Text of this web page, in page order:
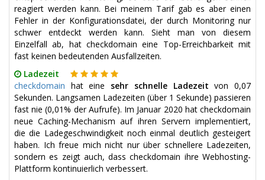
reagiert werden kann. Bei meinem Tarif gab es aber einen
Fehler in der Konfigurationsdatei, der durch Monitoring nur
schwer entdeckt werden kann. Sieht man von diesem
Einzelfall ab, hat checkdomain eine Top-Erreichbarkeit mit
fast keinen bedeutenden Ausfallzeiten.
Ladezeit
checkdomain hat eine sehr schnelle Ladezeit von 0,07
Sekunden. Langsamen Ladezeiten (über 1 Sekunde) passieren
fast nie (0,01% der Aufrufe). Im Januar 2020 hat checkdomain
neue Caching-Mechanism auf ihren Servern implementiert,
die die Ladegeschwindigkeit noch einmal deutlich gesteigert
haben. Ich freue mich nicht nur über schnellere Ladezeiten,
sondern es zeigt auch, dass checkdomain ihre Webhosting-
Plattform kontinuierlich verbessert.